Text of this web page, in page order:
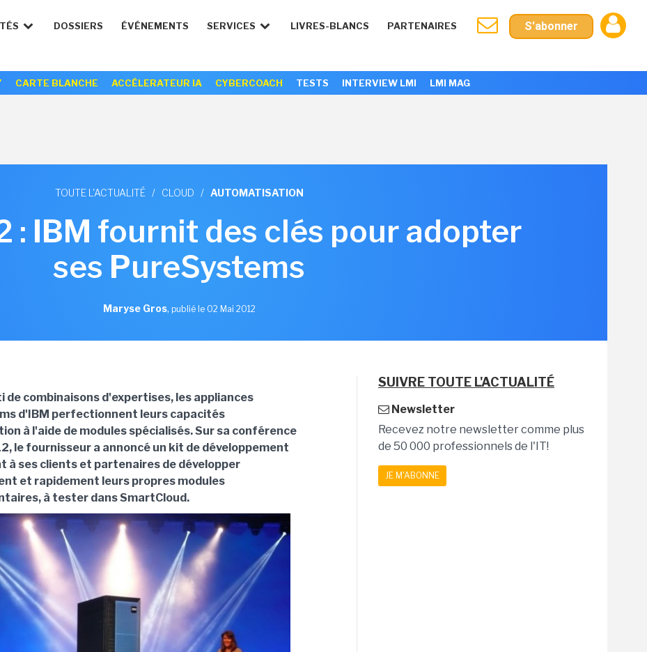
DOSSIERS ÉVÉNEMENTS SERVICES LIVRES-BLANCS PARTENAIRES S'abonner
CARTE BLANCHE ACCÉLERATEUR IA CYBERCOACH TESTS INTERVIEW LMI LMI MAG
TOUTE L'ACTUALITÉ / CLOUD / AUTOMATISATION
: IBM fournit des clés pour adopter
ses PureSystems
Maryse Gros, publié le 02 Mai 2012
de combinaisons d'expertises, les appliances
d'IBM perfectionnent leurs capacités
à l'aide de modules spécialisés. Sur sa conférence
le fournisseur a annoncé un kit de développement
à ses clients et partenaires de développer
et rapidement leurs propres modules
à tester dans SmartCloud.
SUIVRE TOUTE L'ACTUALITÉ
Newsletter
Recevez notre newsletter comme plus
de 50 000 professionnels de l'IT!
JE M'ABONNE